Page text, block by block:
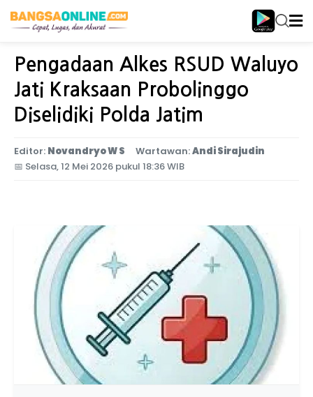
Home Jawa Timur
Pengadaan Alkes RSUD Waluyo
Jati Kraksaan Probolinggo
Diselidiki Polda Jatim
Editor: Novandryo W S Wartawan:Andi Sirajudin
📅 Selasa, 12 Mei 2026 pukul 18:36 WIB